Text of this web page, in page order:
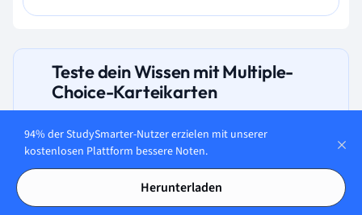
Teste dein Wissen mit Multiple-
Choice-Karteikarten
Was wird in der Formel Y = C + I + G
+ (X-M) für den erweiterten
94% der StudySmarter-Nutzer erzielen mit unserer
kostenlosen Plattform bessere Noten.
Herunterladen